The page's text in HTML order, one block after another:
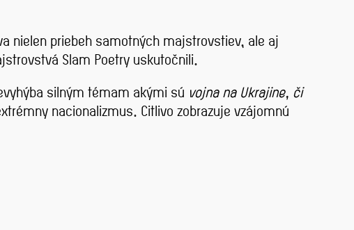
nielen priebeh samotných majstrovstiev, ale aj
Slam Poetry uskutočnili.
silným témam akými sú vojna na Ukrajine, či
nacionalizmus. Citlivo zobrazuje vzájomnú